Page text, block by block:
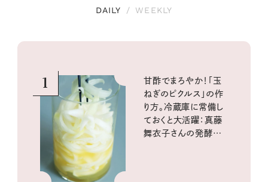
DAILY / WEEKLY
1
甘酢でまろやか！「玉
ねぎのピクルス」の作
り方。冷蔵庫に常備し
ておくと大活躍：真藤
舞衣子さんの発酵と